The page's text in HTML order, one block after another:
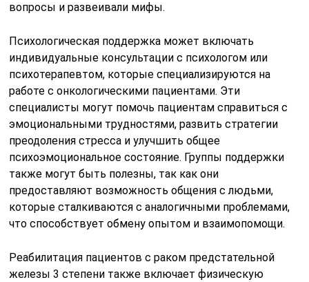
вопросы и развеивали мифы.
Психологическая поддержка может включать
индивидуальные консультации с психологом или
психотерапевтом, которые специализируются на
работе с онкологическими пациентами. Эти
специалисты могут помочь пациентам справиться с
эмоциональными трудностями, развить стратегии
преодоления стресса и улучшить общее
психоэмоциональное состояние. Группы поддержки
также могут быть полезны, так как они
предоставляют возможность общения с людьми,
которые сталкиваются с аналогичными проблемами,
что способствует обмену опытом и взаимопомощи.
Реабилитация пациентов с раком предстательной
железы 3 степени также включает физическую